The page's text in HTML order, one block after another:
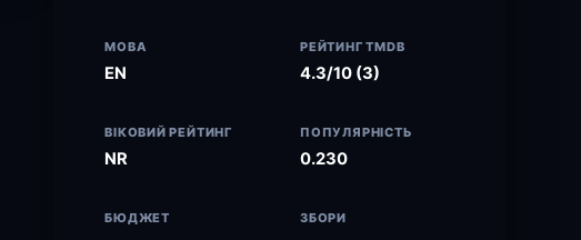
МОВА
EN
РЕЙТИНГ TMDB
4.3/10 (3)
ВІКОВИЙ РЕЙТИНГ
NR
ПОПУЛЯРНІСТЬ
0.230
БЮДЖЕТ ЗБОРИ